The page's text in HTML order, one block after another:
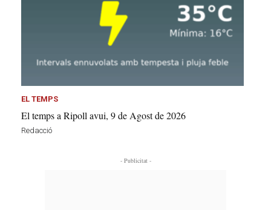
EL TEMPS
El temps a Ripoll avui, 9 de Agost de 2026
Redacció
- Publicitat -